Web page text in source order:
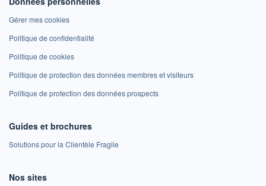
Gérer mes cookies
Politique de confidentialité
Politique de cookies
Politique de protection des données membres et visiteurs
Politique de protection des données prospects
Guides et brochures
Solutions pour la Clientèle Fragile
Nos sites